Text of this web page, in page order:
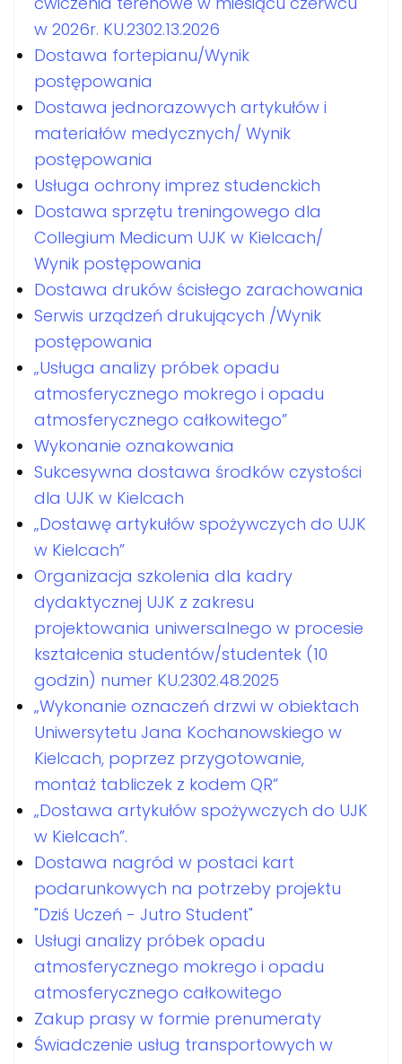
w 2026r. KU.2302.13.2026
Dostawa fortepianu/Wynik
postępowania
Dostawa jednorazowych artykułów i
materiałów medycznych/ Wynik
postępowania
Usługa ochrony imprez studenckich
Dostawa sprzętu treningowego dla
Collegium Medicum UJK w Kielcach/
Wynik postępowania
Dostawa druków ścisłego zarachowania
Serwis urządzeń drukujących /Wynik
postępowania
„Usługa analizy próbek opadu
atmosferycznego mokrego i opadu
atmosferycznego całkowitego”
Wykonanie oznakowania
Sukcesywna dostawa środków czystości
dla UJK w Kielcach
„Dostawę artykułów spożywczych do UJK
w Kielcach”
Organizacja szkolenia dla kadry
dydaktycznej UJK z zakresu
projektowania uniwersalnego w procesie
kształcenia studentów/studentek (10
godzin) numer KU.2302.48.2025
„Wykonanie oznaczeń drzwi w obiektach
Uniwersytetu Jana Kochanowskiego w
Kielcach, poprzez przygotowanie,
montaż tabliczek z kodem QR”
„Dostawa artykułów spożywczych do UJK
w Kielcach”.
Dostawa nagród w postaci kart
podarunkowych na potrzeby projektu
"Dziś Uczeń - Jutro Student"
Usługi analizy próbek opadu
atmosferycznego mokrego i opadu
atmosferycznego całkowitego
Zakup prasy w formie prenumeraty
Świadczenie usług transportowych w